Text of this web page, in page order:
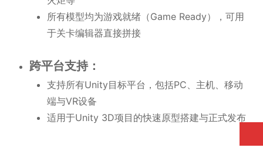
所有模型均为游戏就绪（Game Ready），可用
于关卡编辑器直接拼接
跨平台支持：
支持所有Unity目标平台，包括PC、主机、移动
端与VR设备
适用于Unity 3D项目的快速原型搭建与正式发布